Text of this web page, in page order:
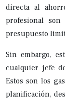
directa al
profesional
presupuesto
Sin embargo,
cualquier jefe
Estos son los
planificación,